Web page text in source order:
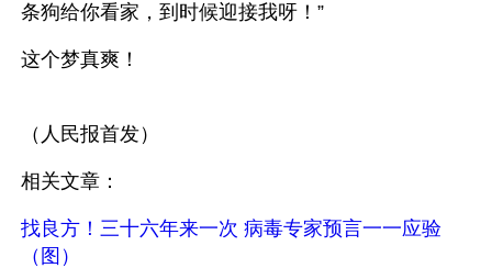
条狗给你看家，到时候迎接我呀！”
这个梦真爽！
（人民报首发）
相关文章：
找良方！三十六年来一次 病毒专家预言一一应验
（图）